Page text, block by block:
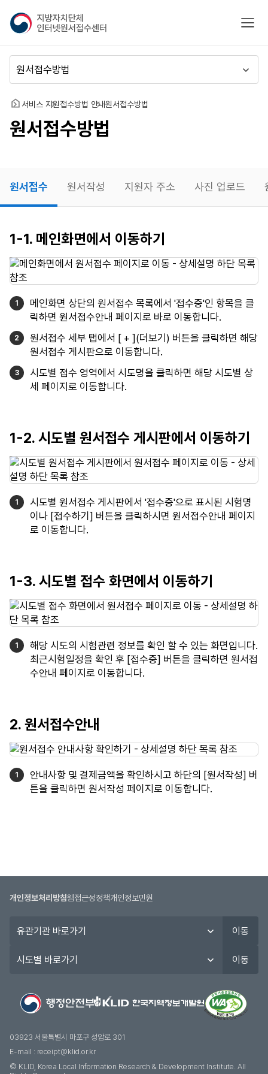
지
방
자
치
단
체
인
넷
원
수
센
터
모바
뉴
동
홈 서비스 지원접수방법 안내원서접수방법
원서접수방법
원서접수 원서작성 지원자 주소 사진 업로드
원서접수
1-1. 메인화면에서 이동하기
메인화면 상단의 원서접수 목록에서 '접수중'인 항목을 클
릭하면 원서접수안내 페이지로 바로 이동합니다.
원서접수 세부 탭에서 [ + ](더보기) 버튼을 클릭하면 해당
원서접수 게시판으로 이동합니다.
시도별 접수 영역에서 시도명을 클릭하면 해당 시도별 상
세 페이지로 이동합니다.
1-2. 시도별 원서접수 게시판에서 이동하기
시도별 원서접수 게시판에서 '접수중'으로 표시된 시험명
이나 [접수하기] 버튼을 클릭하시면 원서접수안내 페이지
로 이동합니다.
1-3. 시도별 접수 화면에서 이동하기
해당 시도의 시험관련 정보를 확인 할 수 있는 화면입니다.
최근시험일정을 확인 후 [접수중] 버튼을 클릭하면 원서접
수안내 페이지로 이동합니다.
2. 원서접수안내
안내사항 및 결제금액을 확인하시고 하단의 [원서작성] 버
튼을 클릭하면 원서작성 페이지로 이동합니다.
개인정보처리방침웹접근성정책개인정보민원
관
이동
도
기
이동
03923 서울특별시 마포구 성암로 301
E-mail : receipt@klid.or.kr
© KLID, Korea Local Information Research & Development Institute. AII